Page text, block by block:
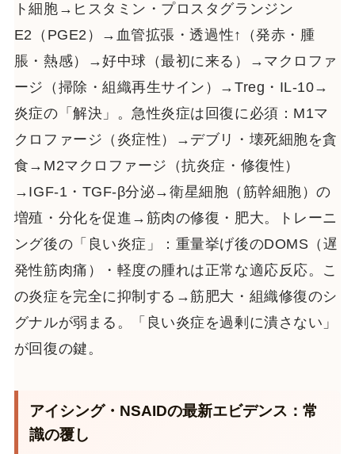
ト細胞→ヒスタミン・プロスタグランジン
E2（PGE2）→血管拡張・透過性↑（発赤・腫
脹・熱感）→好中球（最初に来る）→マクロファ
ージ（掃除・組織再生サイン）→Treg・IL-10→
炎症の「解決」。急性炎症は回復に必須：M1マ
クロファージ（炎症性）→デブリ・壊死細胞を貪
食→M2マクロファージ（抗炎症・修復性）
→IGF-1・TGF-β分泌→衛星細胞（筋幹細胞）の
増殖・分化を促進→筋肉の修復・肥大。トレーニ
ング後の「良い炎症」：重量挙げ後のDOMS（遅
発性筋肉痛）・軽度の腫れは正常な適応反応。こ
の炎症を完全に抑制する→筋肥大・組織修復のシ
グナルが弱まる。「良い炎症を過剰に潰さない」
が回復の鍵。
アイシング・NSAIDの最新エビデンス：常
識の覆し